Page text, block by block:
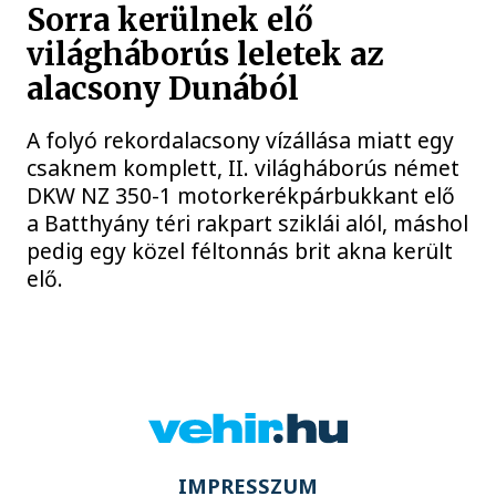
Sorra kerülnek elő
világháborús leletek az
alacsony Dunából
A folyó rekordalacsony vízállása miatt egy
csaknem komplett, II. világháborús német
DKW NZ 350-1 motorkerékpárbukkant elő
a Batthyány téri rakpart sziklái alól, máshol
pedig egy közel féltonnás brit akna került
elő.
IMPRESSZUM